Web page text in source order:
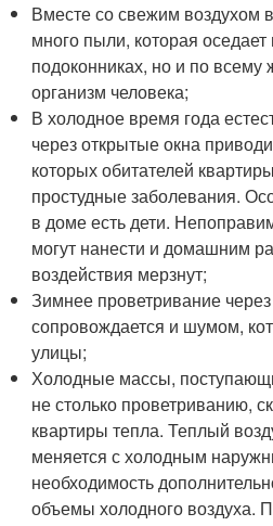
Вместе со свежим воздухом
много пыли, которая оседает
подоконниках, но и по всему
организм человека;
В холодное время года
через открытые окна
которых обитателей
простудные заболевания.
в доме есть дети.
могут нанести и домашним
воздействия мерзнут;
Зимнее проветривание
сопровождается и шумом,
улицы;
Холодные массы,
не столько проветриванию,
квартиры тепла. Теплый
меняется с холодным
необходимость
объемы холодного воздуха.